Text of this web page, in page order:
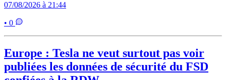
07/08/2026 à 21:44
• 0
Europe : Tesla ne veut surtout pas voir
publiées les données de sécurité du FSD